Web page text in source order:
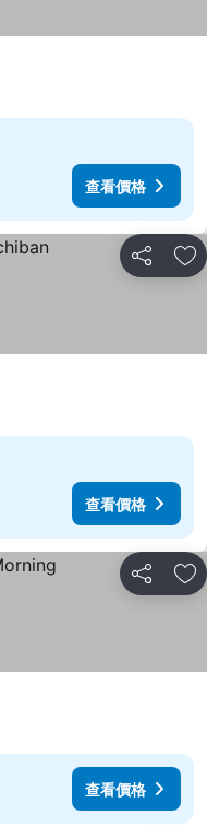
查看價格
分享 放
查看價格
分享 放
查看價格